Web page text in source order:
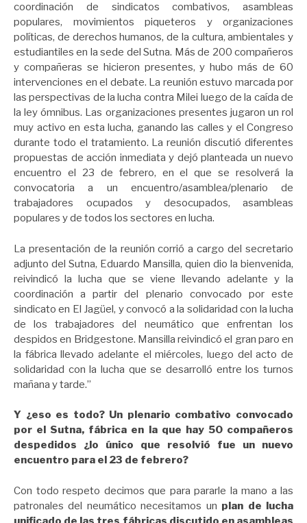
coordinación de sindicatos combativos, asambleas
populares, movimientos piqueteros y organizaciones
políticas, de derechos humanos, de la cultura, ambientales y
estudiantiles en la sede del Sutna. Más de 200 compañeros
y compañeras se hicieron presentes, y hubo más de 60
intervenciones en el debate. La reunión estuvo marcada por
las perspectivas de la lucha contra Milei luego de la caída de
la ley ómnibus. Las organizaciones presentes jugaron un rol
muy activo en esta lucha, ganando las calles y el Congreso
durante todo el tratamiento. La reunión discutió diferentes
propuestas de acción inmediata y dejó planteada un nuevo
encuentro el 23 de febrero, en el que se resolverá la
convocatoria a un encuentro/asamblea/plenario de
trabajadores ocupados y desocupados, asambleas
populares y de todos los sectores en lucha.
La presentación de la reunión corrió a cargo del secretario
adjunto del Sutna, Eduardo Mansilla, quien dio la bienvenida,
reivindicó la lucha que se viene llevando adelante y la
coordinación a partir del plenario convocado por este
sindicato en El Jagüel, y convocó a la solidaridad con la lucha
de los trabajadores del neumático que enfrentan los
despidos en Bridgestone. Mansilla reivindicó el gran paro en
la fábrica llevado adelante el miércoles, luego del acto de
solidaridad con la lucha que se desarrolló entre los turnos
mañana y tarde.”
Y ¿eso es todo? Un plenario combativo convocado
por el Sutna, fábrica en la que hay 50 compañeros
despedidos ¿lo único que resolvió fue un nuevo
encuentro para el 23 de febrero?
Con todo respeto decimos que para pararle la mano a las
patronales del neumático necesitamos un plan de lucha